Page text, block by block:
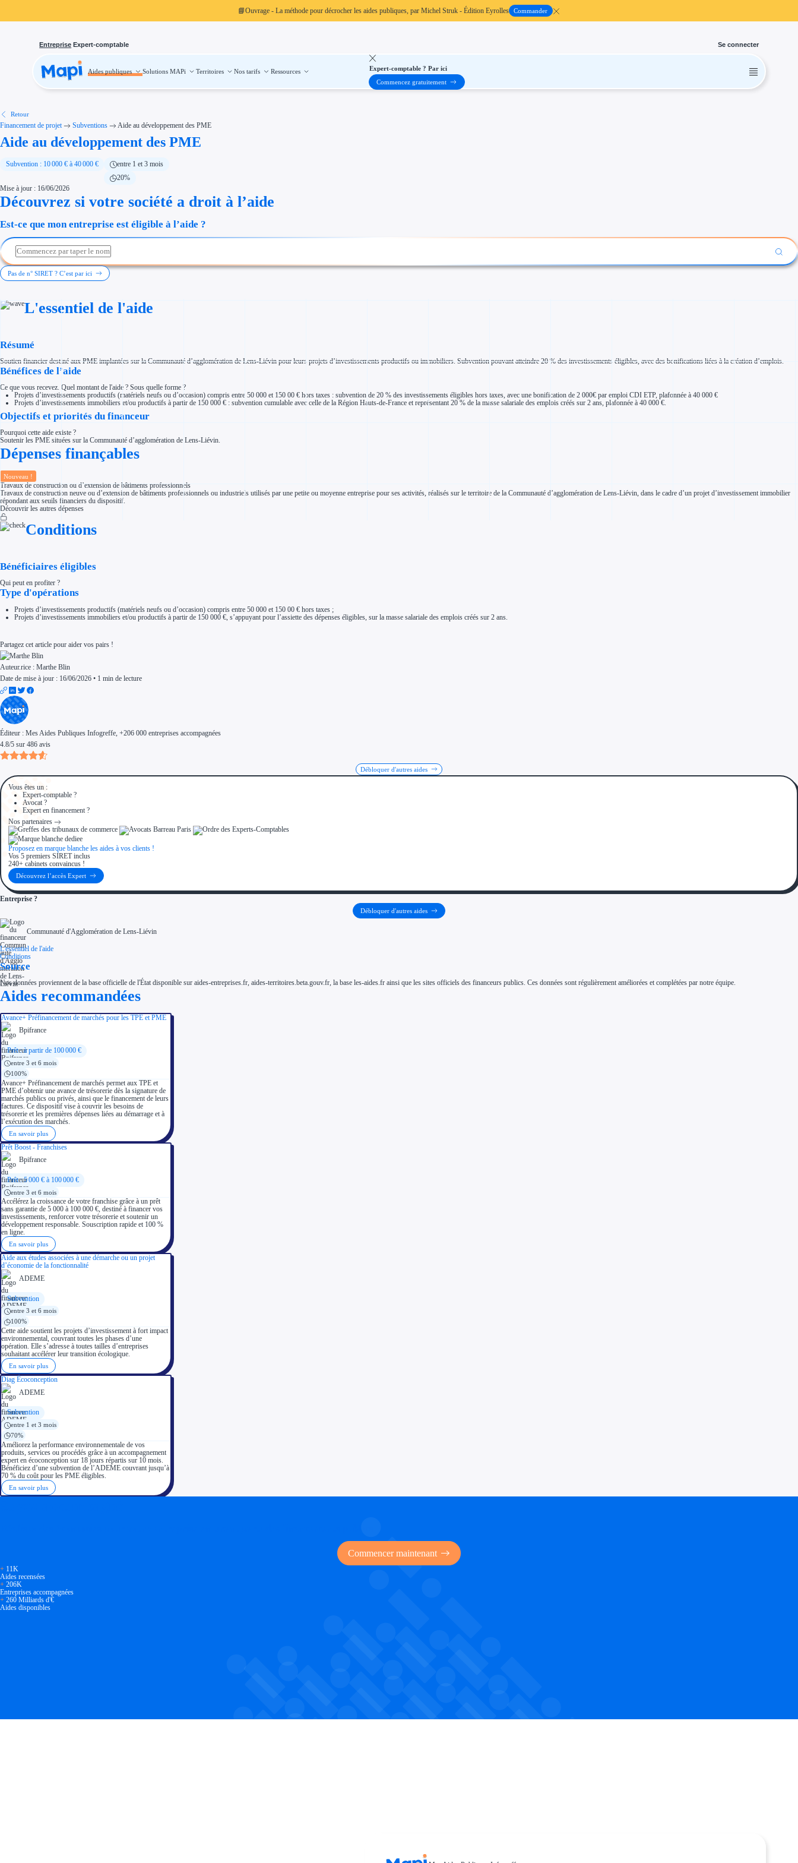
📘Ouvrage - La méthode pour décrocher les aides publiques, par Michel Struk - Édition Eyrolles Commander
Entreprise Expert-comptable Se connecter
Aides publiques Solutions MAPi Territoires Nos tarifs Ressources
Aides publiques
Investissement
Thématiques
Financement innovation
Transition écologique
Développement international
Économies d'énergie et d'eau
Étapes de vie
Cession d'entreprise
Entreprise en difficulté
Type de financements
Aides sans remboursement
Subventions
Investir dans une entreprise
Aides Urssaf
Prêts publics
Par financeur
Aides ADEME
Tous les financeurs
Solutions MAPi
Simulateur d'éligibilité
Ouvrage
Territoires
Régions de A à H
Aides Région Bretagne
Aides Région Centre-Val de Loire
Aides Région Corse
Aides Région Grand-Est
Aides Région Mayotte
Aides Région Réunion
Expert-comptable ? Par ici
Commencez gratuitement
Retour
Financement de projet Subventions Aide au développement des PME
Aide au développement des PME
Subvention : 10 000 € à 40 000 €
entre 1 et 3 mois
20%
Mise à jour : 16/06/2026
Découvrez si votre société a droit à l’aide
Est-ce que mon entreprise est éligible à l’aide ?
Pas de n° SIRET ? C’est par ici
L'essentiel de l'aide
Résumé
Soutien financier destiné aux PME implantées sur la Communauté d’agglomération de Lens-Liévin pour leurs projets d’investissements productifs ou immobiliers. Subvention pouvant atteindre 20 % des investissements éligibles, avec des bonifications liées à la création d’emplois.
Bénéfices de l’aide
Ce que vous recevez. Quel montant de l'aide ? Sous quelle forme ?
Projets d’investissements productifs (matériels neufs ou d’occasion) compris entre 50 000 et 150 00 € hors taxes : subvention de 20 % des investissements éligibles hors taxes, avec une bonification de 2 000€ par emploi CDI ETP, plafonnée à 40 000 €
Projets d’investissements immobiliers et/ou productifs à partir de 150 000 € : subvention cumulable avec celle de la Région Hauts-de-France et représentant 20 % de la masse salariale des emplois créés sur 2 ans, plafonnée à 40 000 €.
Objectifs et priorités du financeur
Pourquoi cette aide existe ?
Soutenir les PME situées sur la Communauté d’agglomération de Lens-Liévin.
Dépenses finançables
Nouveau !
Travaux de construction ou d’extension de bâtiments professionnels
Travaux de construction neuve ou d’extension de bâtiments professionnels ou industriels utilisés par une petite ou moyenne entreprise pour ses activités, réalisés sur le territoire de la Communauté d’agglomération de Lens-Liévin, dans le cadre d’un projet d’investissement immobilier
répondant aux seuils financiers du dispositif.
Découvrir les autres dépenses
Conditions
Bénéficiaires éligibles
Qui peut en profiter ?
Type d'opérations
Projets d’investissements productifs (matériels neufs ou d’occasion) compris entre 50 000 et 150 00 € hors taxes ;
Projets d’investissements immobiliers et/ou productifs à partir de 150 000 €, s’appuyant pour l’assiette des dépenses éligibles, sur la masse salariale des emplois créés sur 2 ans.
Partagez cet article pour aider vos pairs !
Auteur.rice : Marthe Blin
Date de mise à jour : 16/06/2026 • 1 min de lecture
Éditeur : Mes Aides Publiques Infogreffe , +206 000 entreprises accompagnées
4.8/5 sur 486 avis
Débloquer d'autres aides
Vous êtes un :
Expert-comptable ?
Avocat ?
Expert en financement ?
Nos partenaires
Proposez en marque blanche les aides à vos clients !
Vos 5 premiers SIRET inclus
240+ cabinets convaincus !
Découvrez l’accès Expert
Entreprise ?
Débloquer d'autres aides
Communauté d'Agglomération de Lens-Liévin
L'essentiel de l'aide
Conditions
Source
Nos données proviennent de la base officielle de l'État disponible sur aides-entreprises.fr, aides-territoires.beta.gouv.fr, la base les-aides.fr ainsi que les sites officiels des financeurs publics. Ces données sont régulièrement améliorées et complétées par notre équipe.
Aides recommandées
Avance+ Préfinancement de marchés pour les TPE et PME
Bpifrance
Prêt : à partir de 100 000 €
entre 3 et 6 mois
100%
Avance+ Préfinancement de marchés permet aux TPE et
PME d’obtenir une avance de trésorerie dès la signature de
marchés publics ou privés, ainsi que le financement de leurs
factures. Ce dispositif vise à couvrir les besoins de
trésorerie et les premières dépenses liées au démarrage et à
l’exécution des marchés.
En savoir plus
Prêt Boost - Franchises
Bpifrance
Prêt : 5 000 € à 100 000 €
entre 3 et 6 mois
Accélérez la croissance de votre franchise grâce à un prêt
sans garantie de 5 000 à 100 000 €, destiné à financer vos
investissements, renforcer votre trésorerie et soutenir un
développement responsable. Souscription rapide et 100 %
en ligne.
En savoir plus
Aide aux études associées à une démarche ou un projet
d’économie de la fonctionnalité
ADEME
Subvention
entre 3 et 6 mois
100%
Cette aide soutient les projets d’investissement à fort impact
environnemental, couvrant toutes les phases d’une
opération. Elle s’adresse à toutes tailles d’entreprises
souhaitant accélérer leur transition écologique.
En savoir plus
Diag Écoconception
ADEME
Subvention
entre 1 et 3 mois
70%
Améliorez la performance environnementale de vos
produits, services ou procédés grâce à un accompagnement
expert en écoconception sur 18 jours répartis sur 10 mois.
Bénéficiez d’une subvention de l’ADEME couvrant jusqu’à
70 % du coût pour les PME éligibles.
En savoir plus
Commencer maintenant
+ 11K
Aides recensées
+ 206K
Entreprises accompagnées
+ 260 Milliards d'€
Aides disponibles